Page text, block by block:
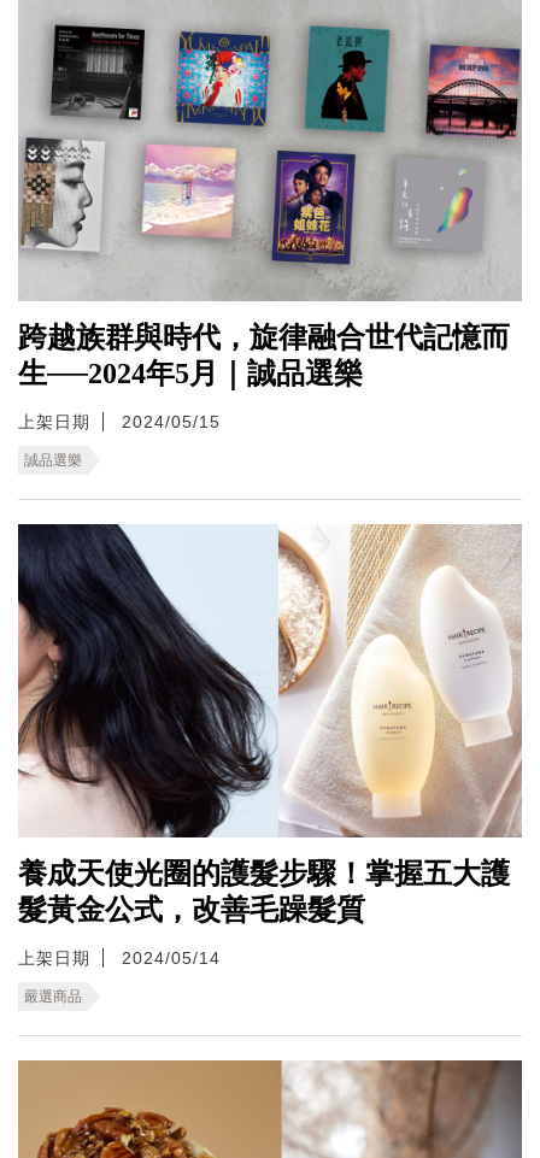
跨越族群與時代，旋律融合世代記憶而
生──2024年5月｜誠品選樂
上架日期 2024/05/15
誠品選樂
養成天使光圈的護髮步驟！掌握五大護
髮黃金公式，改善毛躁髮質
上架日期 2024/05/14
嚴選商品